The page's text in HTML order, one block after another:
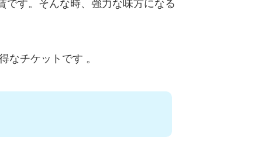
です。そんな時、強力な味方になる
なチケットです 。